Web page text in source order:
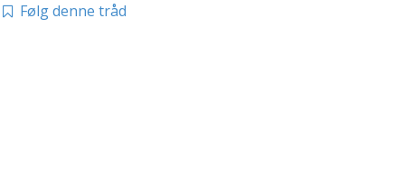
Følg denne tråd